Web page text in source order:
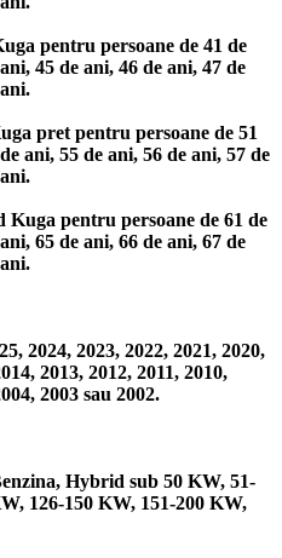
pentru persoane de 41 de
45 de ani, 46 de ani, 47 de
pret pentru persoane de 51
ani, 55 de ani, 56 de ani, 57 de
pentru persoane de 61 de
65 de ani, 66 de ani, 67 de
2024, 2023, 2022, 2021, 2020,
2013, 2012, 2011, 2010,
2003 sau 2002.
Hybrid sub 50 KW, 51-
126-150 KW, 151-200 KW,